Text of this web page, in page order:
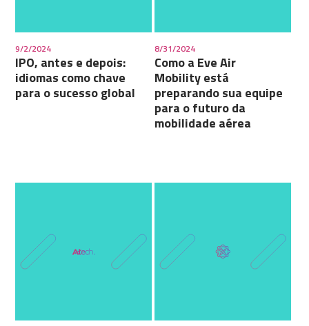
9/2/2024
IPO, antes e depois:
idiomas como chave
para o sucesso global
8/31/2024
Como a Eve Air
Mobility está
preparando sua equipe
para o futuro da
mobilidade aérea